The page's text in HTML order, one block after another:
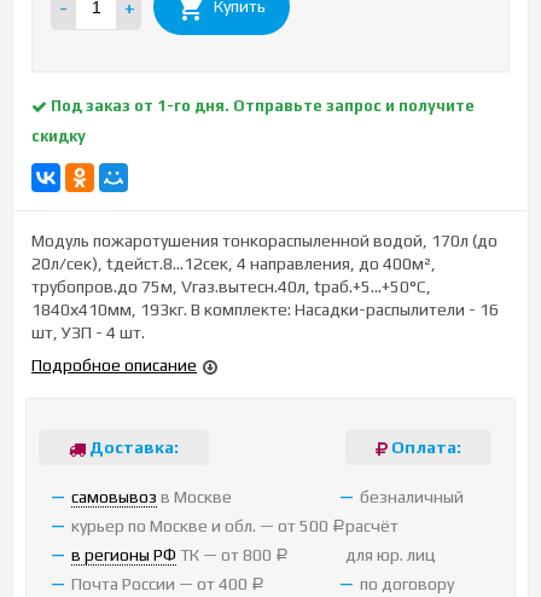
- + Купить
Под заказ от 1-го дня. Отправьте запрос и получите
скидку
Модуль пожаротушения тонкораспыленной водой, 170л (до
20л/сек), tдейст.8…12сек, 4 направления, до 400м²,
трубопров.до 75м, Vгаз.вытесн.40л, tраб.+5…+50°С,
1840х410мм, 193кг. В комплекте: Насадки-распылители - 16
шт, УЗП - 4 шт.
Подробное описание
Доставка:
cамовывоз в Москве
курьер по Москве и обл. — от 500 Р
в регионы РФ ТК — от 800 Р
Почта России — от 400 Р
Оплата:
безналичный
расчёт
для юр. лиц
по договору